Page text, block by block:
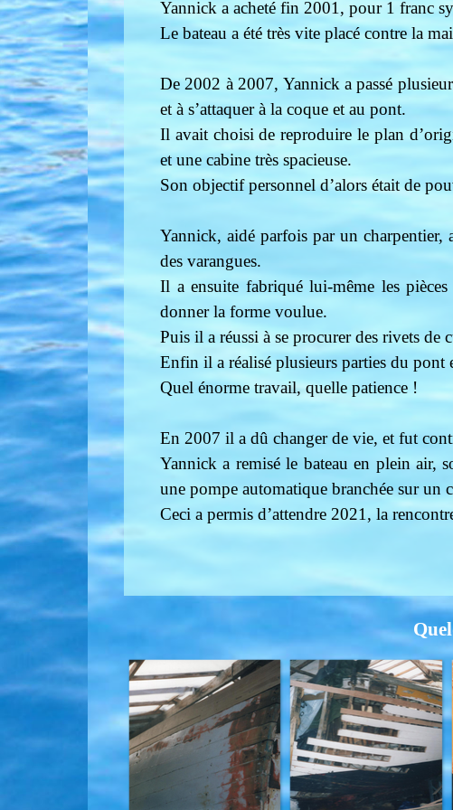
Yannick a acheté fin 2001, pour 1 franc
Le bateau a été très vite placé contre la
De 2002 à 2007, Yannick a passé
et à s’attaquer à la coque et au pont.
Il avait choisi de reproduire le plan
et une cabine très spacieuse.
Son objectif personnel d’alors était de
Yannick, aidé parfois par un charpentier,
des varangues.
Il a ensuite fabriqué lui-même les
donner la forme voulue.
Puis il a réussi à se procurer des rivets de
Enfin il a réalisé plusieurs parties du pont
Quel énorme travail, quelle patience !
En 2007 il a dû changer de vie, et fut
Yannick a remisé le bateau en plein air,
une pompe automatique branchée sur un
Ceci a permis d’attendre 2021, la